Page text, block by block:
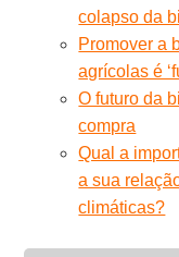
colapso da
Promover a
agrícolas é
O futuro da
compra
Qual a
a sua
climáticas?